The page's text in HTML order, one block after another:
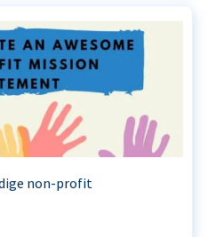
non-profit